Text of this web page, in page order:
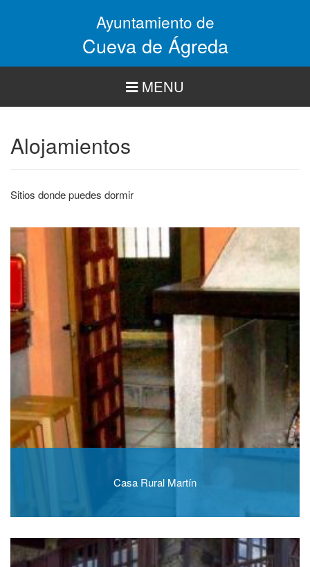
Ayuntamiento de
Cueva de Ágreda
MENU
Alojamientos
Sitios donde puedes dormir
Casa Rural Martín